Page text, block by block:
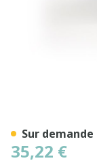
35,22 €
Sur demande